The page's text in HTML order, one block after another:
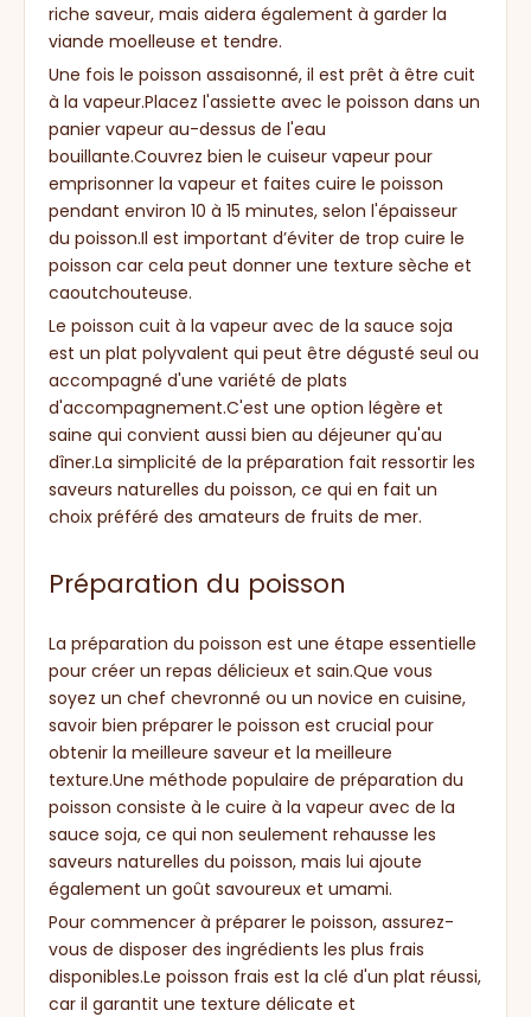
riche saveur, mais aidera également à garder la
viande moelleuse et tendre.
Une fois le poisson assaisonné, il est prêt à être cuit
à la vapeur.Placez l'assiette avec le poisson dans un
panier vapeur au-dessus de l'eau
bouillante.Couvrez bien le cuiseur vapeur pour
emprisonner la vapeur et faites cuire le poisson
pendant environ 10 à 15 minutes, selon l'épaisseur
du poisson.Il est important d’éviter de trop cuire le
poisson car cela peut donner une texture sèche et
caoutchouteuse.
Le poisson cuit à la vapeur avec de la sauce soja
est un plat polyvalent qui peut être dégusté seul ou
accompagné d'une variété de plats
d'accompagnement.C'est une option légère et
saine qui convient aussi bien au déjeuner qu'au
dîner.La simplicité de la préparation fait ressortir les
saveurs naturelles du poisson, ce qui en fait un
choix préféré des amateurs de fruits de mer.
Préparation du poisson
La préparation du poisson est une étape essentielle
pour créer un repas délicieux et sain.Que vous
soyez un chef chevronné ou un novice en cuisine,
savoir bien préparer le poisson est crucial pour
obtenir la meilleure saveur et la meilleure
texture.Une méthode populaire de préparation du
poisson consiste à le cuire à la vapeur avec de la
sauce soja, ce qui non seulement rehausse les
saveurs naturelles du poisson, mais lui ajoute
également un goût savoureux et umami.
Pour commencer à préparer le poisson, assurez-
vous de disposer des ingrédients les plus frais
disponibles.Le poisson frais est la clé d'un plat réussi,
car il garantit une texture délicate et